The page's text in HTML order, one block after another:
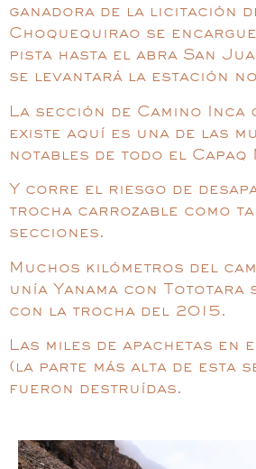
ganadora de la licitación
Choquequirao se
pista hasta el abra San
se levantará la estación
La sección de Camino Inca
existe aquí es una de las
notables de todo el Capaq
Y corre el riesgo de
trocha carrozable como
secciones.
Muchos kilómetros del
unía Yanama con
con la trocha del 2015.
Las miles de apachetas en
(la parte más alta de esta
fueron destruídas.